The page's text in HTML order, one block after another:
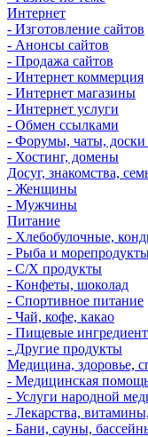
Интернет
- Изготовление сайтов
- Анонсы сайтов
- Продажа сайтов
- Интернет коммерция
- Интернет магазины
- Интернет услуги
- Обмен ссылками
- Форумы, чаты, доски
- Хостинг, домены
Досуг, знакомства,
- Женщины
- Мужчины
Питание
- Хлебобулочные,
- Рыба и
- С/Х продукты
- Конфеты, шоколад
- Спортивное питание
- Чай, кофе, какао
- Пищевые
- Другие продукты
Медицина, здоровье,
- Медицинская
- Услуги народной
- Лекарства,
- Бани, сауны,